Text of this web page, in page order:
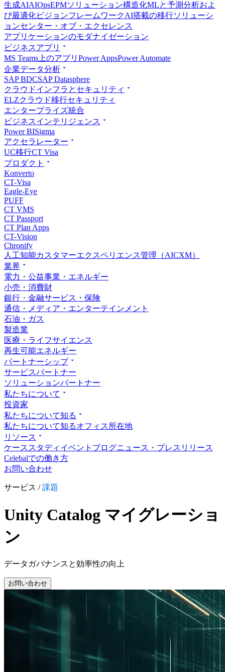
生成AIAIOpsEPMソリューション構造化MLと予測分析およ
び最適化ビジョンフレームワークAI搭載の移行ソリューシ
ョンセンター・オブ・エクセレンス
アプリケーションのモダナイゼーション
ビジネスアプリ
MS Teams上のアプリ Power AppsPower Automate
企業データ分析
SAP BDCSAP Datasphere
クラウドインフラとセキュリティ
ELZクラウド移行セキュリティ
エンタープライズ統合
ビジネスインテリジェンス
Power BISigma
アクセラレーター
UC移行CT Visa
プロダクト
Konverto
CT-Visa
Eagle-Eye
PUFF
CT VMS
CT Passport
CT Plan Apps
CT-Vision
Chronify
人工知能カスタマーエクスペリエンス管理（AICXM）
業界
電力・公益事業・エネルギー
小売・消費財
銀行・金融サービス・保険
通信・メディア・エンターテインメント
石油・ガス
製造業
医療・ライフサイエンス
再生可能エネルギー
パートナーシップ
サービスパートナー
ソリューションパートナー
私たちについて
投資家
私たちについて知る
私たちについて知るオフィス所在地
リソース
ケーススタディ イベント ブログニュース・プレスリリース
Celebalでの働き方
お問い合わせ
サービス / 課題
Unity Catalog マイグレーショ
ン
データガバナンスと効率性の向上
お問い合わせ